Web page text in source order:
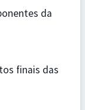
da
finais das